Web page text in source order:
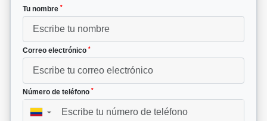
Tu nombre *
Correo electrónico *
Número de teléfono *
▼